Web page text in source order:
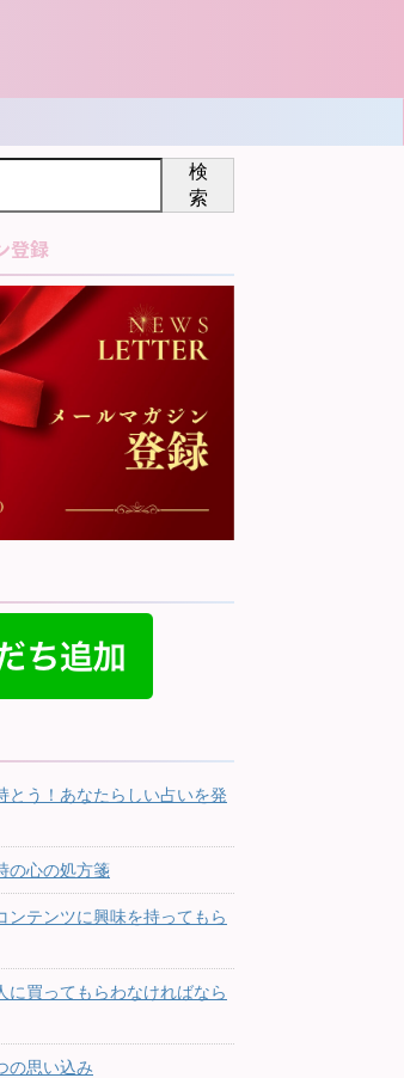
検
索
登録
とう！あなたらしい占いを発
の心の処方箋
ンテンツに興味を持ってもら
に買ってもらわなければなら
の思い込み